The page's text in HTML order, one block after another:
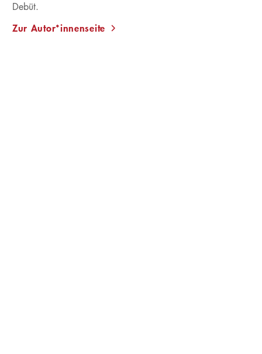
Debüt.
Zur Autor*innenseite